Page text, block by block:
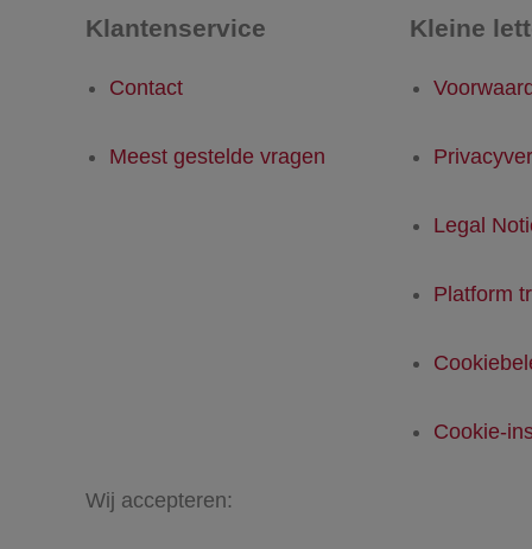
Klantenservice
Contact
Meest gestelde vragen
Kleine
Legal
Platform
Cookie-
Wij accepteren: